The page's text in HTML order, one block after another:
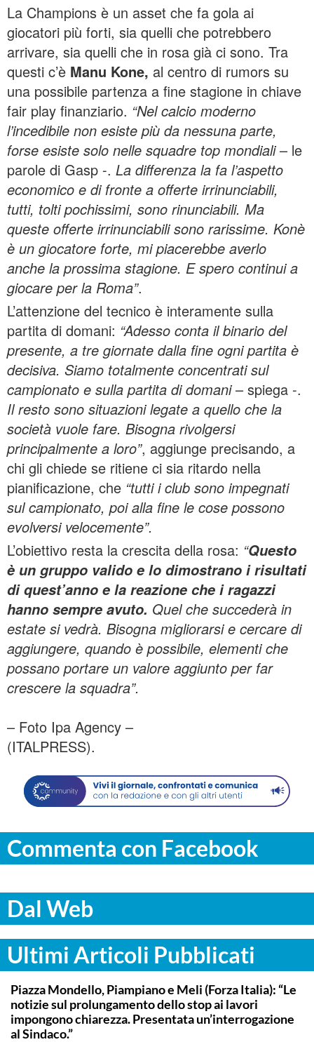
La Champions è un asset che fa gola ai
giocatori più forti, sia quelli che potrebbero
arrivare, sia quelli che in rosa già ci sono. Tra
questi c’è Manu Kone, al centro di rumors su
una possibile partenza a fine stagione in chiave
fair play finanziario. “Nel calcio moderno
l’incedibile non esiste più da nessuna parte,
forse esiste solo nelle squadre top mondiali– le
parole di Gasp -. La differenza la fa l’aspetto
economico e di fronte a offerte irrinunciabili,
tutti, tolti pochissimi, sono rinunciabili. Ma
queste offerte irrinunciabili sono rarissime. Konè
è un giocatore forte, mi piacerebbe averlo
anche la prossima stagione. E spero continui a
giocare per la Roma”.
L’attenzione del tecnico è interamente sulla
partita di domani: “Adesso conta il binario del
presente, a tre giornate dalla fine ogni partita è
decisiva. Siamo totalmente concentrati sul
campionato e sulla partita di domani– spiega -.
Il resto sono situazioni legate a quello che la
società vuole fare. Bisogna rivolgersi
principalmente a loro”, aggiunge precisando, a
chi gli chiede se ritiene ci sia ritardo nella
pianificazione, che “tutti i club sono impegnati
sul campionato, poi alla fine le cose possono
evolversi velocemente”.
L’obiettivo resta la crescita della rosa: “Questo
è un gruppo valido e lo dimostrano i risultati
di quest’anno e la reazione che i ragazzi
hanno sempre avuto. Quel che succederà in
estate si vedrà. Bisogna migliorarsi e cercare di
aggiungere, quando è possibile, elementi che
possano portare un valore aggiunto per far
crescere la squadra”.
– Foto Ipa Agency –
(ITALPRESS).
Commenta con Facebook
Dal Web
Ultimi Articoli Pubblicati
PALERMO
Piazza Mondello, Piampiano e Meli (Forza Italia): “Le
notizie sul prolungamento dello stop ai lavori
impongono chiarezza. Presentata un’interrogazione
al Sindaco.”